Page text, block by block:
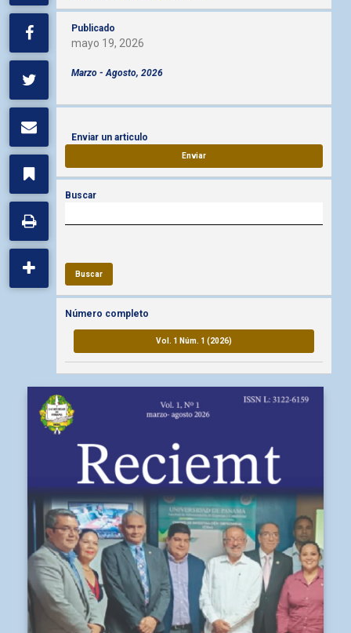
Publicado
mayo 19, 2026
Marzo - Agosto, 2026
Enviar un articulo
Enviar
Buscar
Buscar
Número completo
Vol. 1 Núm. 1 (2026)